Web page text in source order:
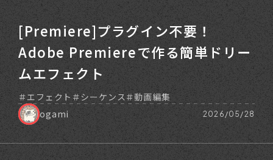
[Premiere]プラグイン不要！
Adobe Premiereで作る簡単ドリー
ムエフェクト
エフェクト シーケンス
動画編集
ogami
2026/05/28